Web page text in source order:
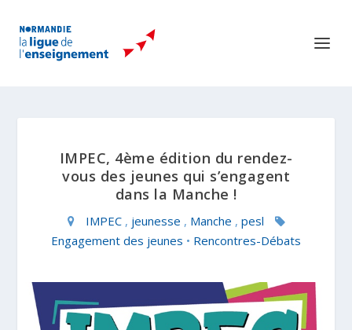
IMPEC, 4ème édition du rendez-
vous des jeunes qui s’engagent
dans la Manche !
IMPEC, jeunesse , Manche , pesl
Engagement des jeunes • Rencontres-Débats